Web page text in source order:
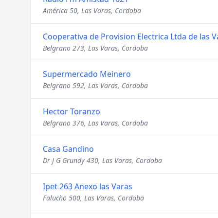
América 50, Las Varas, Cordoba
Cooperativa de Provision Electrica Ltda de las
Belgrano 273, Las Varas, Cordoba
Supermercado Meinero
Belgrano 592, Las Varas, Cordoba
Hector Toranzo
Belgrano 376, Las Varas, Cordoba
Casa Gandino
Dr J G Grundy 430, Las Varas, Cordoba
Ipet 263 Anexo las Varas
Falucho 500, Las Varas, Cordoba